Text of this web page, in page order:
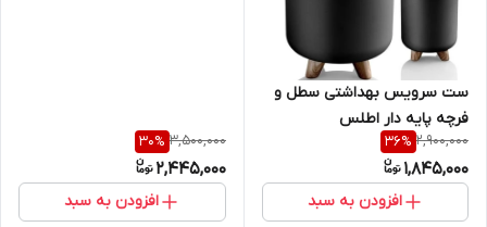
ست سرویس بهداشتی سطل و
فرچه پایه دار اطلس
2,900,000
36%
1,845,000
افزودن به سبد
3,500,000
30%
2,445,000
افزودن به سبد